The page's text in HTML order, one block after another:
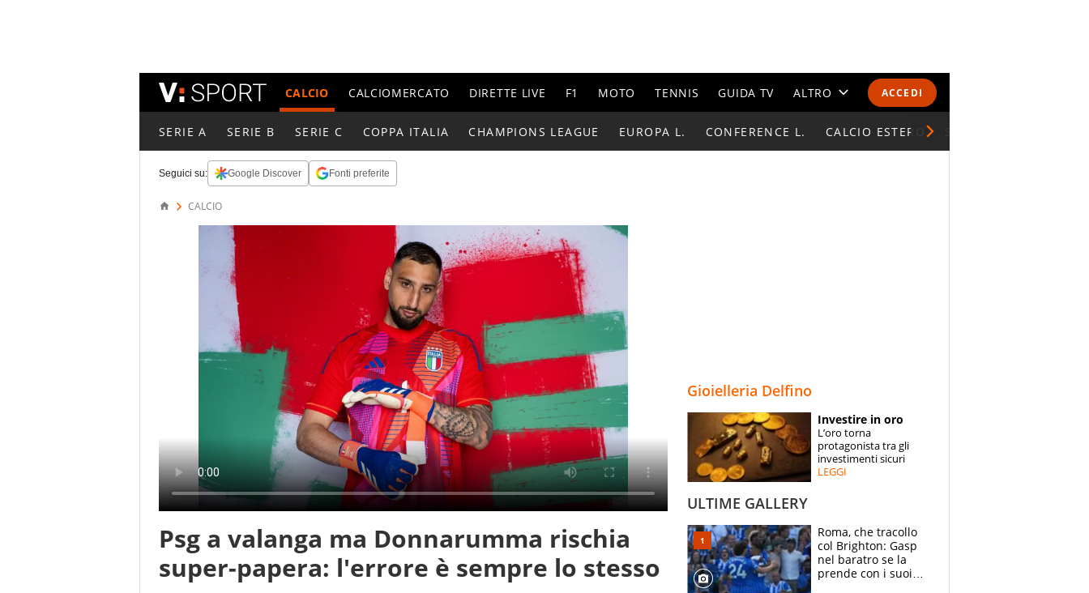
ACCEDI
CALCIO CALCIOMERCATO DIRETTE LIVE F1 MOTO TENNIS GUIDA TV ALTRO
CALENDARI E CLASSIFICHE
ESPERTI
CONTATTI
SERIE A SERIE B SERIE C COPPA ITALIA CHAMPIONS LEAGUE EUROPA L. CONFERENCE L. CALCIO ESTERO
Seguici su: Google Discover Fonti preferite
CALCIO
Psg a valanga ma Donnarumma rischia
super-papera: l'errore è sempre lo stesso
Gioielleria Delfino
Investire in oro
L’oro torna
protagonista tra gli
investimenti sicuri
LEGGI
ULTIME GALLERY
Roma, che tracollo
col Brighton: Gasp
nel baratro se la
prende con i suoi